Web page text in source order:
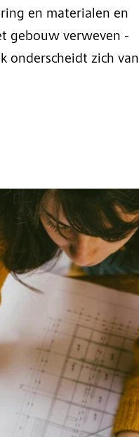
en materialen en
gebouw verweven -
onderscheidt zich van